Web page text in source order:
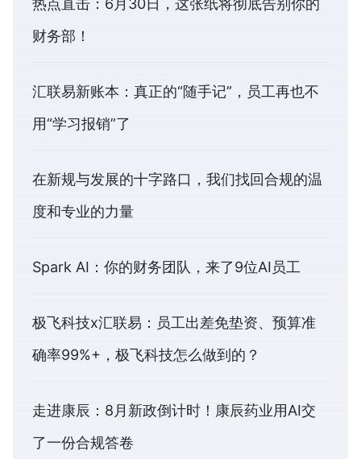
热点直击：6月30日，这张纸将彻底告别你的
财务部！
汇联易新账本：真正的“随手记”，员工再也不
用“学习报销”了
在新规与发展的十字路口，我们找回合规的温
度和专业的力量
Spark AI：你的财务团队，来了9位AI员工
极飞科技x汇联易：员工出差免垫资、预算准
确率99%+，极飞科技怎么做到的？
走进康辰：8月新政倒计时！康辰药业用AI交
了一份合规答卷